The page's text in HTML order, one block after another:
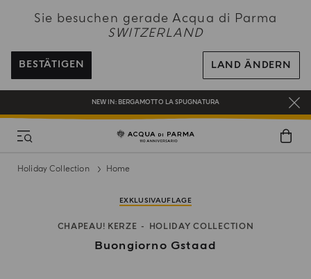
Sie besuchen gerade Acqua di Parma
SWITZERLAND
BESTÄTIGEN LAND ÄNDERN
KOSTENFREIER VERSAND AUF ALLE BESTELLUNGEN ÜBER 120 CHF
REGISTRIEREN SIE SICH UND GENIESSEN SIE EINE WELT VOLLER VORTEILE
EIN GESCHENK FÜR SIE AUF ALLE BESTELLUNGEN ÜBER CHF 180
NEW IN: BERGAMOTTO LA SPUGNATURA
Holiday Collection Home
EXKLUSIVAUFLAGE
CHAPEAU! KERZE HOLIDAY COLLECTION
Buongiorno Gstaad